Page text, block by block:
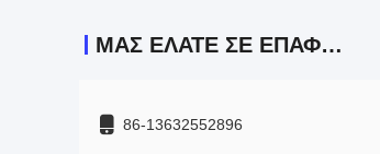
ΜΑΣ ΕΛΆΤΕ ΣΕ ΕΠΑΦΉ ΜΕ
86-13632552896